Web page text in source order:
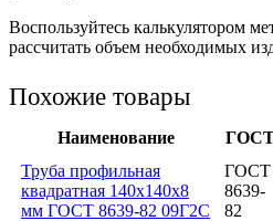
Воспользуйтесь калькулятором
рассчитать объем необходимых
Похожие товары
Наименование
Труба профильная
квадратная 140x140x8
мм ГОСТ 8639-82 09Г2С
ГОСТ
8639-
82